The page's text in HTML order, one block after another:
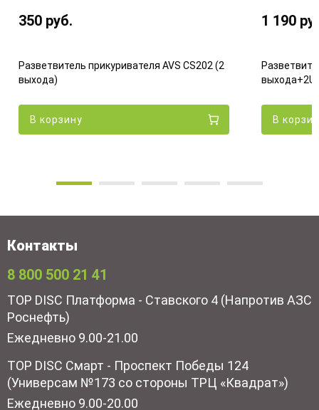
350 руб.
Разветвитель прикуривателя AVS CS202 (2
выхода)
В корзину
1 190
В
Контакты
8 800 500 21 41
TOP DISC Платформа - Ставского 4 (Напротив АЗС
Роснефть)
Ежедневно 9.00-21.00
TOP DISC Смарт - Проспект Победы 124
(Универсам №173 со стороны ТРЦ «Квадрат»)
Ежедневно 9.00-20.00